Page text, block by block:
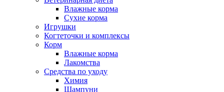
Влажные корма
Сухие корма
Игрушки
Когтеточки и комплексы
Корм
Влажные корма
Лакомства
Средства по уходу
Химия
Шампуни